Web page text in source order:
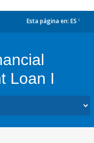
Esta página en: ES
Loan I